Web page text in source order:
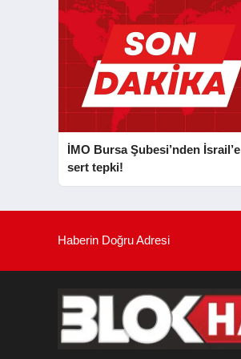
İMO Bursa Şubesi’nden İsrail’e
sert tepki!
Haberin Doğru Adresi